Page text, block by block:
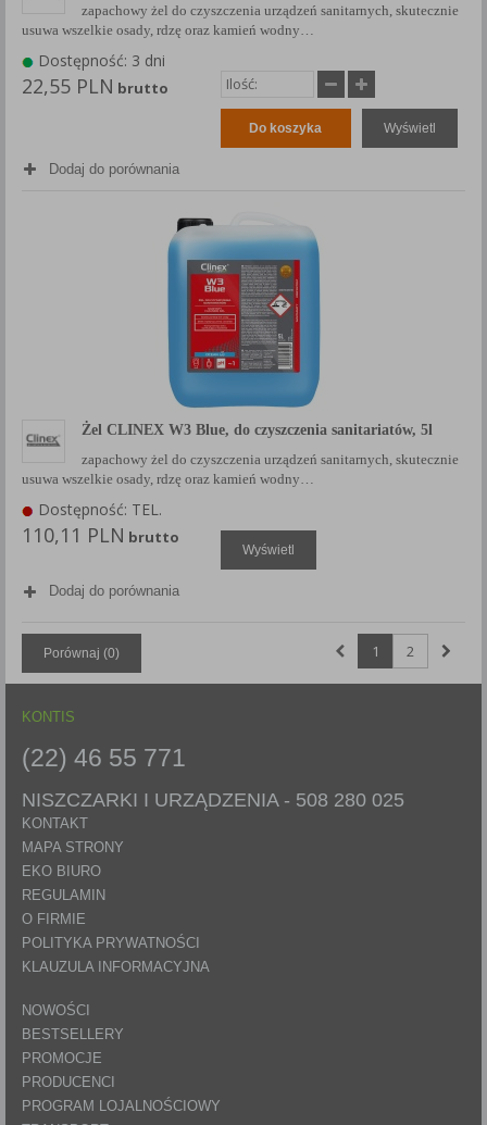
zapachowy żel do czyszczenia urządzeń sanitarnych, skutecznie
usuwa wszelkie osady, rdzę oraz kamień wodny…
Dostępność: 3 dni
22,55 PLN brutto
Do koszyka Wyświetl
Dodaj do porównania
Żel CLINEX W3 Blue, do czyszczenia sanitariatów, 5l
zapachowy żel do czyszczenia urządzeń sanitarnych, skutecznie
usuwa wszelkie osady, rdzę oraz kamień wodny…
Dostępność: TEL.
110,11 PLN brutto
Wyświetl
Dodaj do porównania
Porównaj (0) 1 2
KONTIS
(22) 46 55 771
NISZCZARKI I URZĄDZENIA - 508 280 025
KONTAKT
MAPA STRONY
EKO BIURO
REGULAMIN
O FIRMIE
POLITYKA PRYWATNOŚCI
KLAUZULA INFORMACYJNA
NOWOŚCI
BESTSELLERY
PROMOCJE
PRODUCENCI
PROGRAM LOJALNOŚCIOWY